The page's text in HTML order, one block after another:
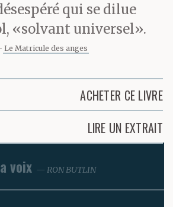
qui se dilue
«solvant universel».
Le Matricule des anges
ACHETER CE LIVRE
LIRE UN EXTRAIT
voix RON BUTLIN